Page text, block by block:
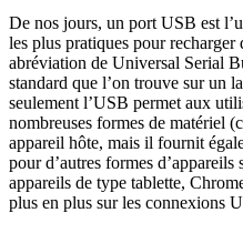
De nos jours, un port USB est
les plus pratiques pour
abréviation de Universal Serial
standard que l’on trouve sur un
seulement l’USB permet aux
nombreuses formes de matériel
appareil hôte, mais il fournit
pour d’autres formes
appareils de type tablette,
plus en plus sur les connexions